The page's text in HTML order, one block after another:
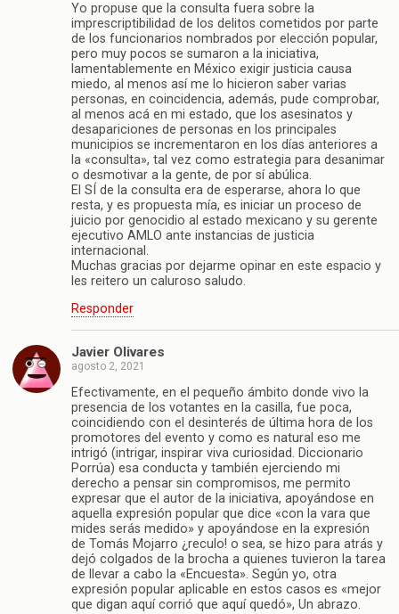
Yo propuse que la consulta fuera sobre la
imprescriptibilidad de los delitos cometidos por parte
de los funcionarios nombrados por elección popular,
pero muy pocos se sumaron a la iniciativa,
lamentablemente en México exigir justicia causa
miedo, al menos así me lo hicieron saber varias
personas, en coincidencia, además, pude comprobar,
al menos acá en mi estado, que los asesinatos y
desapariciones de personas en los principales
municipios se incrementaron en los días anteriores a
la «consulta», tal vez como estrategia para desanimar
o desmotivar a la gente, de por sí abúlica.
El SÍ de la consulta era de esperarse, ahora lo que
resta, y es propuesta mía, es iniciar un proceso de
juicio por genocidio al estado mexicano y su gerente
ejecutivo AMLO ante instancias de justicia
internacional.
Muchas gracias por dejarme opinar en este espacio y
les reitero un caluroso saludo.
Responder
Javier Olivares
agosto 2, 2021
Efectivamente, en el pequeño ámbito donde vivo la
presencia de los votantes en la casilla, fue poca,
coincidiendo con el desinterés de última hora de los
promotores del evento y como es natural eso me
intrigó (intrigar, inspirar viva curiosidad. Diccionario
Porrúa) esa conducta y también ejerciendo mi
derecho a pensar sin compromisos, me permito
expresar que el autor de la iniciativa, apoyándose en
aquella expresión popular que dice «con la vara que
mides serás medido» y apoyándose en la expresión
de Tomás Mojarro ¿reculo! o sea, se hizo para atrás y
dejó colgados de la brocha a quienes tuvieron la tarea
de llevar a cabo la «Encuesta». Según yo, otra
expresión popular aplicable en estos casos es «mejor
que digan aquí corrió que aquí quedó», Un abrazo.